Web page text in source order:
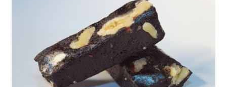
香Ｉ香料廚房
全Ｉ養生總覽